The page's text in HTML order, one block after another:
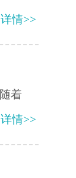
详情>>
着
详情>>